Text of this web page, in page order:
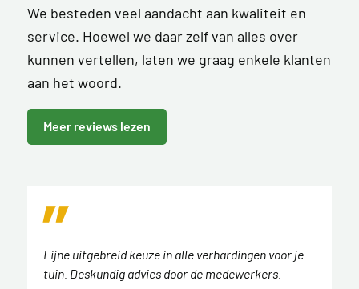
We besteden veel aandacht aan kwaliteit en
service. Hoewel we daar zelf van alles over
kunnen vertellen, laten we graag enkele klanten
aan het woord.
Meer reviews lezen
Fijne uitgebreid keuze in alle verhardingen voor je
tuin. Deskundig advies door de medewerkers.